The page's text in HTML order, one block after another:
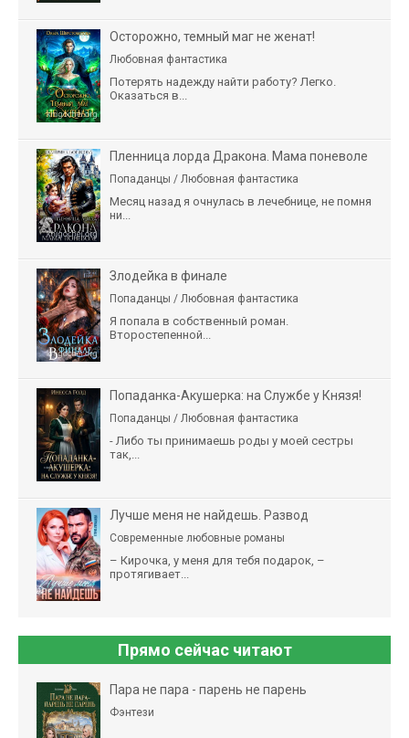
Осторожно, темный маг не женат!
Любовная фантастика
Потерять надежду найти работу? Легко.
Оказаться в...
Пленница лорда Дракона. Мама поневоле
Попаданцы / Любовная фантастика
Месяц назад я очнулась в лечебнице, не помня
ни...
Злодейка в финале
Попаданцы / Любовная фантастика
Я попала в собственный роман.
Второстепенной...
Попаданка-Акушерка: на Службе у Князя!
Попаданцы / Любовная фантастика
- Либо ты принимаешь роды у моей сестры
так,...
Лучше меня не найдешь. Развод
Современные любовные романы
– Кирочка, у меня для тебя подарок, –
протягивает...
Прямо сейчас читают
Пара не пара - парень не парень
Фэнтези